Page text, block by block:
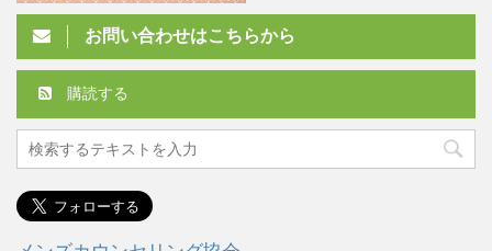
お問い合わせはこちらから
購読する